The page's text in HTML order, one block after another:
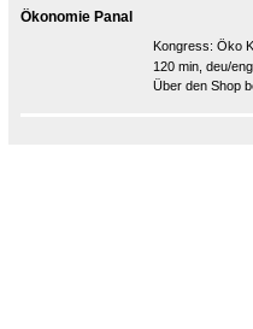
Ökonomie Panal
Kongress: Öko
120 min, deu/eng
Über den Shop